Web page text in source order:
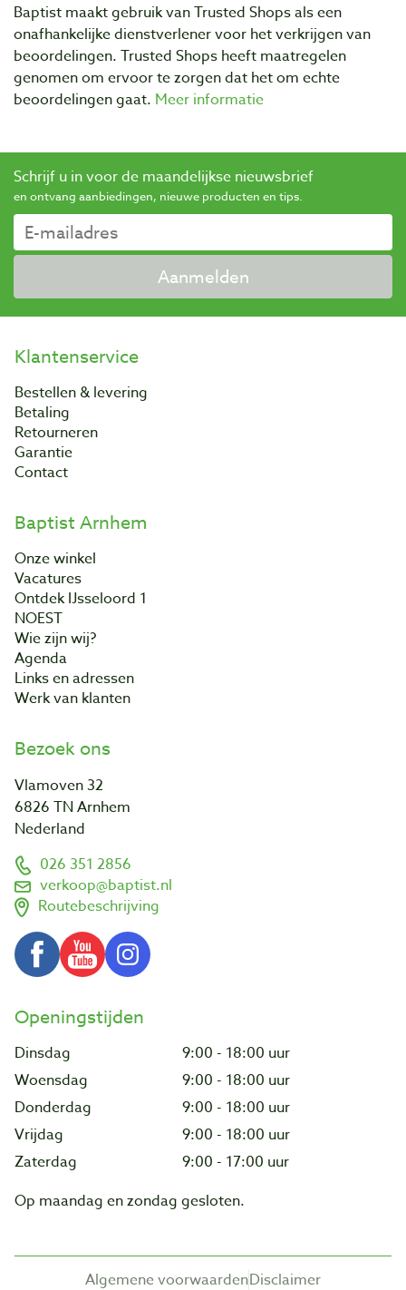
Baptist maakt gebruik van Trusted Shops als een
onafhankelijke dienstverlener voor het verkrijgen van
beoordelingen. Trusted Shops heeft maatregelen
genomen om ervoor te zorgen dat het om echte
beoordelingen gaat. Meer informatie
Schrijf u in voor de maandelijkse nieuwsbrief
en ontvang aanbiedingen, nieuwe producten en tips.
Aanmelden
Klantenservice
Bestellen & levering
Betaling
Retourneren
Garantie
Contact
Baptist Arnhem
Onze winkel
Vacatures
Ontdek IJsseloord 1
NOEST
Wie zijn wij?
Agenda
Links en adressen
Werk van klanten
Bezoek ons
Vlamoven 32
6826 TN Arnhem
Nederland
026 351 2856
verkoop@baptist.nl
Routebeschrijving
Openingstijden
Dinsdag
9:00 - 18:00 uur
Woensdag
9:00 - 18:00 uur
Donderdag
9:00 - 18:00 uur
Vrijdag
9:00 - 18:00 uur
Zaterdag
9:00 - 17:00 uur
Op maandag en zondag gesloten.
Algemene voorwaardenDisclaimer